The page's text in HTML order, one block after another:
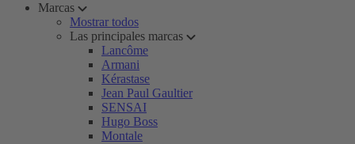
Marcas
Mostrar todos
Las principales marcas
Lancôme
Armani
Kérastase
Jean Paul Gaultier
SENSAI
Hugo Boss
Montale